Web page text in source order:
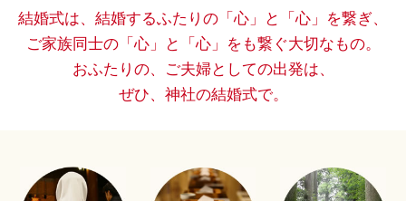
結婚式は、結婚するふたりの「心」と「心」を繋ぎ、
ご家族同士の「心」と「心」をも繋ぐ大切なもの。
おふたりの、ご夫婦としての出発は、
ぜひ、神社の結婚式で。